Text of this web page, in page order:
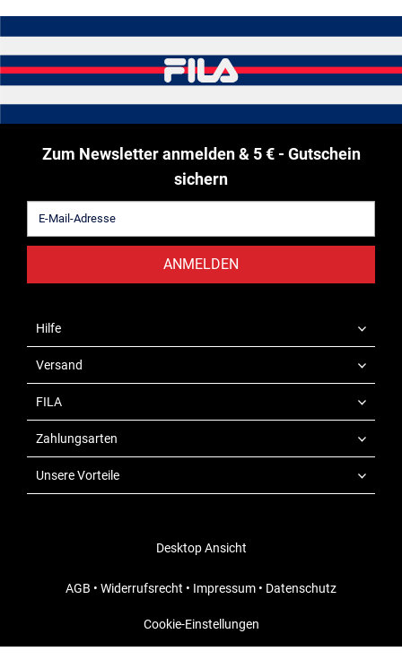
Zum Newsletter anmelden & 5 € - Gutschein
sichern
ANMELDEN
Hilfe
Versand
FILA
Zahlungsarten
Unsere Vorteile
Desktop Ansicht
AGB • Widerrufsrecht • Impressum • Datenschutz
Cookie-Einstellungen